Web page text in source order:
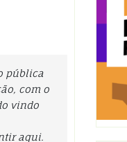
pública
com o
vindo
aqui.